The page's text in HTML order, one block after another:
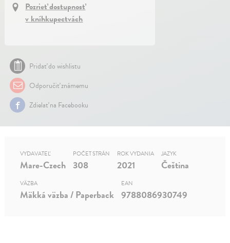
Pozrieť dostupnosť
v kníhkupectvách
Pridať do wishlistu
Odporučiť známemu
Zdielať na Facebooku
VYDAVATEĽ
Mare-Czech
POČET STRÁN
308
ROK VYDANIA
2021
JAZYK
Čeština
VÄZBA
Mäkká väzba / Paperback
EAN
9788086930749